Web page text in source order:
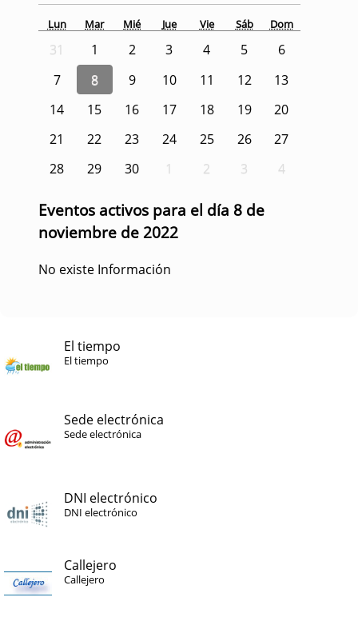
Lun Mar Mié Jue Vie Sáb Dom
31 1 2 3 4 5
6
7
8 9 10 11 12
13
14
15 16 17 18 19
20
21
22 23 24 25 26
27
28
29 30 1 2 3 4
Eventos activos para el día 8 de
noviembre de 2022
No existe Información
El tiempo
El tiempo
Sede electrónica
Sede electrónica
DNI electrónico
DNI electrónico
Callejero
Callejero